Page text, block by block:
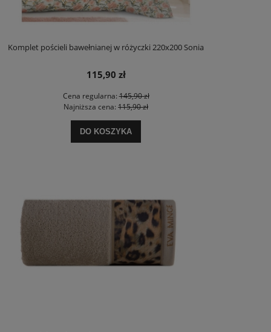
Komplet pościeli bawełnianej w różyczki 220x200 Sonia
115,90 zł
Cena regularna:145,90 zł
Najniższa cena: 115,90 zł
DO KOSZYKA